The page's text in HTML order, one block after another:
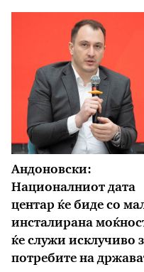
Андоновски:
Националниот дата
центар ќе биде со
инсталирана
ќе служи исклучиво
потребите на